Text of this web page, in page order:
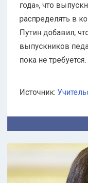
года», что
распределять в
Путин добавил,
выпускников
пока не требуется.
Источник: